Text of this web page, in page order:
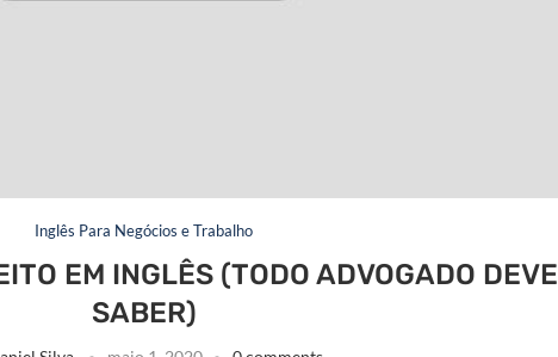
Inglês Para Negócios e Trabalho
EM INGLÊS (TODO ADVOGADO DEVE
SABER)